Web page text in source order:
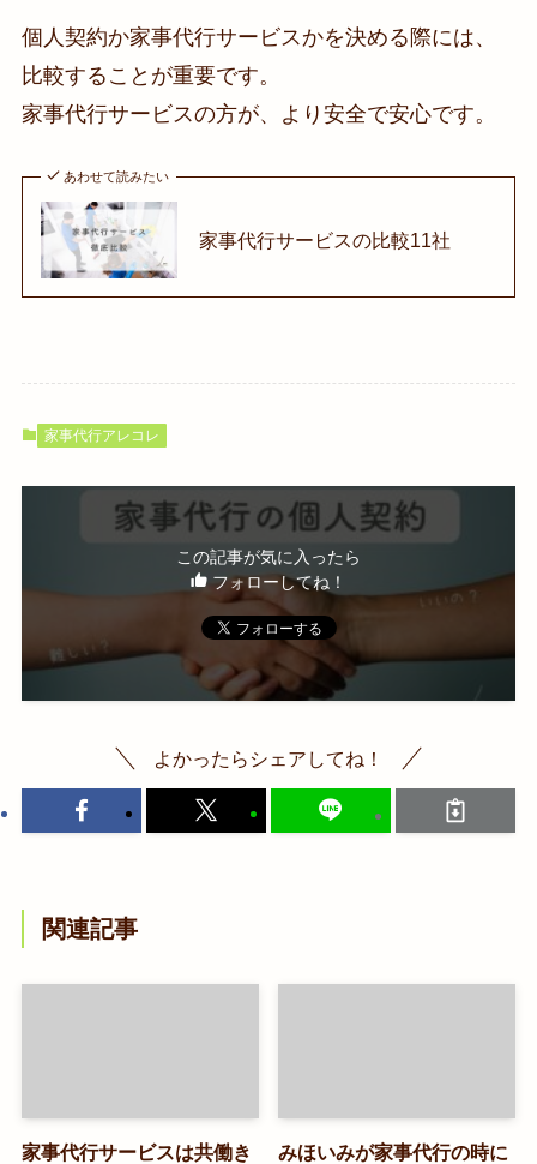
個人契約か家事代行サービスかを決める際には、
比較することが重要です。
家事代行サービスの方が、より安全で安心です。
あわせて読みたい
家事代行サービスの比較11社
家事代行アレコレ
この記事が気に入ったら
フォローしてね！
よかったらシェアしてね！
関連記事
家事代行サービスは共働き
みほいみが家事代行の時に